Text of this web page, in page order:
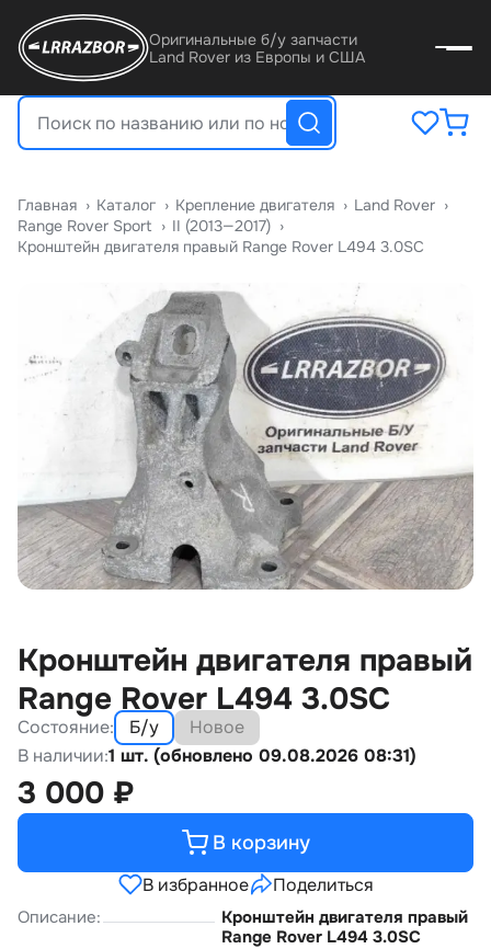
Оригинальные б/у запчасти
Land Rover из Европы и США
Главная › Катало › Крепление двигателя › Land Rover ›
Range Rover Sport › II (2013—2017) ›
Кронштейн двигателя правый Range Rover L494 3.0SC
Кронштейн двигателя правый
Range Rover L494 3.0SC
Состояние: Б/у
Новое
В наличии:1 шт. (обновлено 09.08.2026 08:31)
3 000 ₽
В корзину
В избранное Поделиться
Описание:
Кронштейн двигателя правый
Range Rover L494 3.0SC